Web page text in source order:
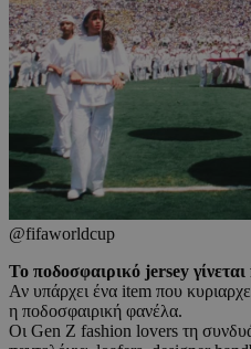
@fifaworldcup
Το ποδοσφαιρικό jersey
Αν υπάρχει ένα item που
η ποδοσφαιρική φανέλα.
Οι Gen Z fashion lovers τη